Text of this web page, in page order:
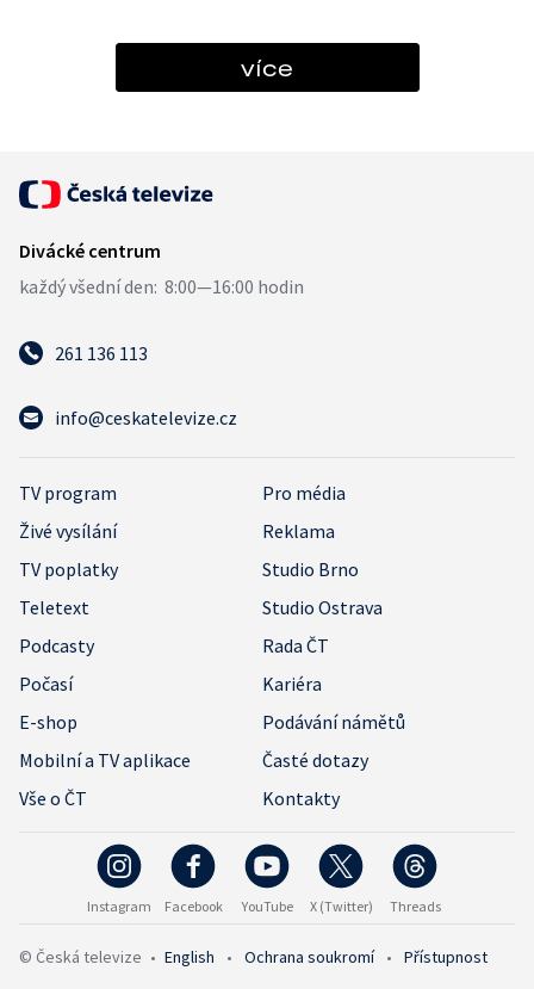
více
261 136 113
info@ceskatelevize.cz
TV program
Pro média
Živé vysílání
Reklama
TV poplatky
Studio Brno
Teletext
Studio Ostrava
Podcasty
Rada ČT
Počasí
Kariéra
E-shop
Podávání námětů
Mobilní a TV aplikace
Časté dotazy
Vše o ČT
Kontakty
Instagram Facebook YouTube X (Twitter) Threads
© Česká televize • English • Ochrana soukromí • Přístupnost